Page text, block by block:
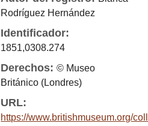
Rodríguez Hernández
Identificador:
1851,0308.274
Derechos:© Museo
Británico (Londres)
URL:
https://www.britishmuseum.org/